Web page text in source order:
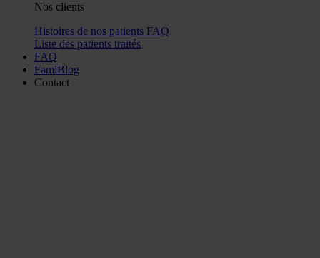
Nos clients
Histoires de nos patients FAQ
Liste des patients traités
FAQ
FamiBlog
Contact